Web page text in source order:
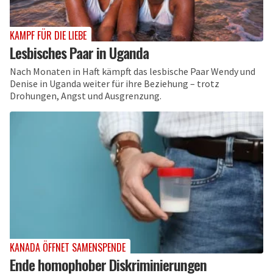
KAMPF FÜR DIE LIEBE
Lesbisches Paar in Uganda
Nach Monaten in Haft kämpft das lesbische Paar Wendy und
Denise in Uganda weiter für ihre Beziehung – trotz
Drohungen, Angst und Ausgrenzung.
KANADA ÖFFNET SAMENSPENDE
Ende homophober Diskriminierungen